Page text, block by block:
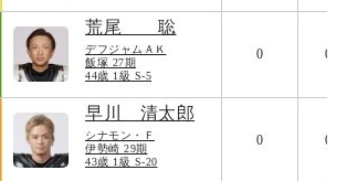
荒尾 聡
デフジャムＡＫ
飯塚 27期
44歳 1級 S-5
0 093
早川 清太郎
シナモン・Ｆ
伊勢崎 29期
43歳 1級 S-20
0 093